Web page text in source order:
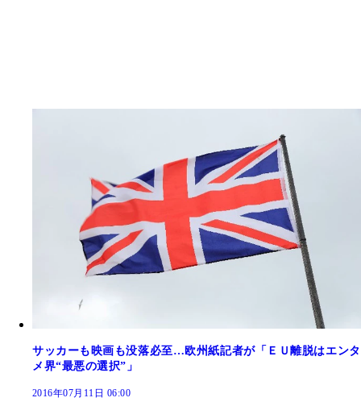
サッカーも映画も没落必至…欧州紙記者が「ＥＵ離脱はエンタ
メ界“最悪の選択”」
2016年07月11日 06:00